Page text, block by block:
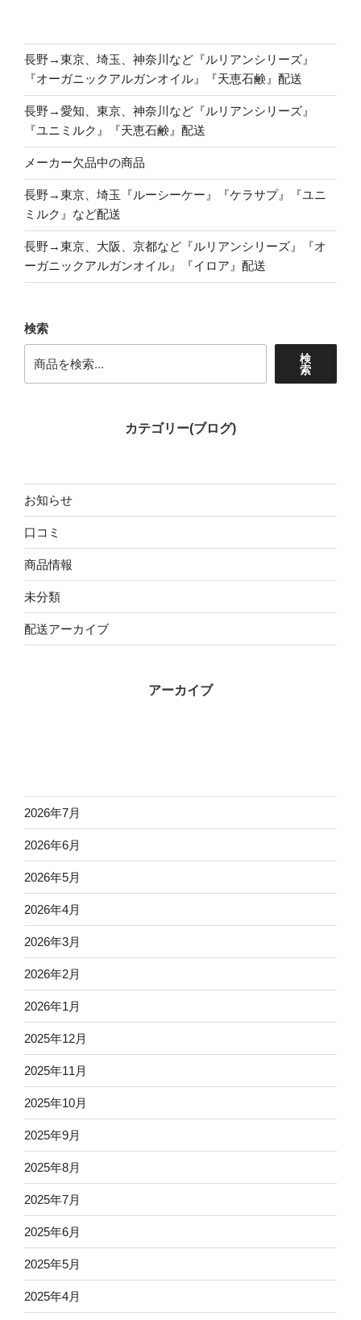
長野→東京、埼玉、神奈川など『ルリアンシリーズ』
『オーガニックアルガンオイル』『天恵石鹸』配送
長野→愛知、東京、神奈川など『ルリアンシリーズ』
『ユニミルク』『天恵石鹸』配送
メーカー欠品中の商品
長野→東京、埼玉『ルーシーケー』『ケラサプ』『ユニ
ミルク』など配送
長野→東京、大阪、京都など『ルリアンシリーズ』『オ
ーガニックアルガンオイル』『イロア』配送
検索
検
索
カテゴリー(ブログ)
お知らせ
口コミ
商品情報
未分類
配送アーカイブ
アーカイブ
2026年7月
2026年6月
2026年5月
2026年4月
2026年3月
2026年2月
2026年1月
2025年12月
2025年11月
2025年10月
2025年9月
2025年8月
2025年7月
2025年6月
2025年5月
2025年4月